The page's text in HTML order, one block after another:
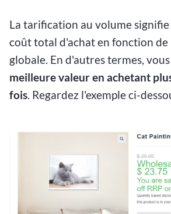
La tarification au volume
coût total d'achat en fonction
globale. En d'autres termes, vous
meilleure valeur en achetant
fois. Regardez l'exemple ci-